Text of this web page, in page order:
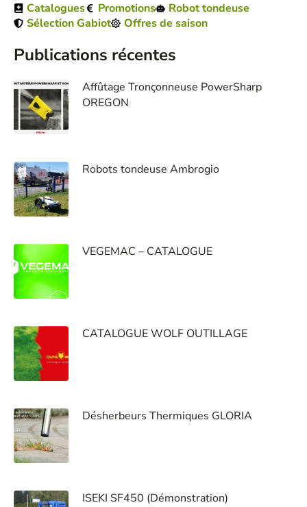
Catalogues Promotions
Robot tondeuse
Sélection Gabiot
Offres de saison
Publications récentes
Affûtage Tronçonneuse PowerSharp
OREGON
Robots tondeuse Ambrogio
VEGEMAC – CATALOGUE
CATALOGUE WOLF OUTILLAGE
Désherbeurs Thermiques GLORIA
ISEKI SF450 (Démonstration)